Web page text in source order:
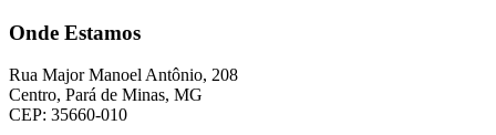
Onde Estamos
Rua Major Manoel Antônio, 208
Centro, Pará de Minas, MG
CEP: 35660-010